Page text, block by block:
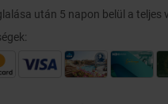
után 5 napon belül a teljes